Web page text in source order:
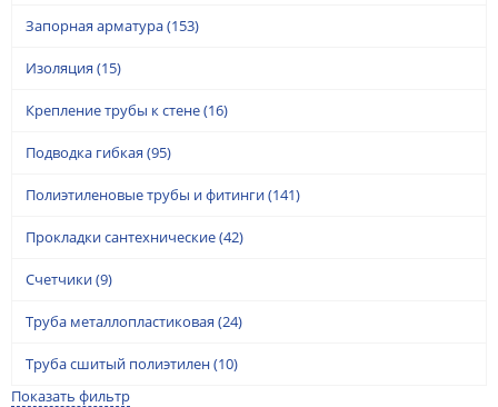
Запорная арматура(153)
Изоляция (15)
Крепление трубы к стене(16)
Подводка гибкая (95)
Полиэтиленовые трубы и фитинги(141)
Прокладки сантехнические(42)
Счетчики(9)
Труба металлопластиковая (24)
Труба сшитый полиэтилен(10)
Показать фильтр